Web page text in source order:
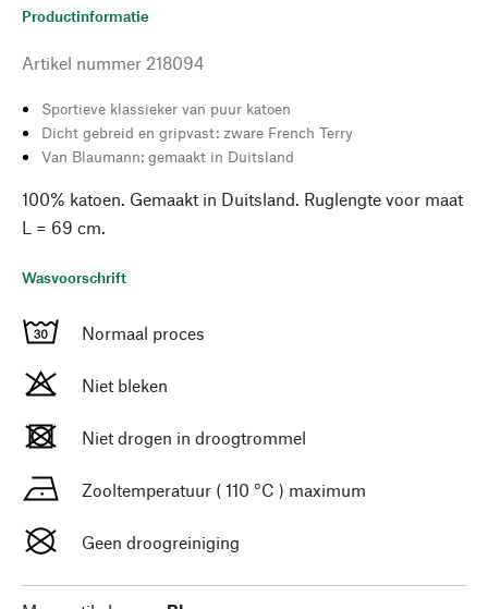
Productinformatie
Artikel nummer 218094
Sportieve klassieker van puur katoen
Dicht gebreid en gripvast: zware French Terry
Van Blaumann: gemaakt in Duitsland
100% katoen. Gemaakt in Duitsland. Ruglengte voor maat
L = 69 cm.
Wasvoorschrift
Normaal proces
Niet bleken
Niet drogen in droogtrommel
Zooltemperatuur ( 110 °C ) maximum
Geen droogreiniging